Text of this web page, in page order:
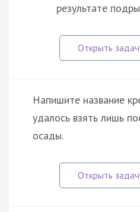
результате
Напишите название
удалось взять лишь
осады.